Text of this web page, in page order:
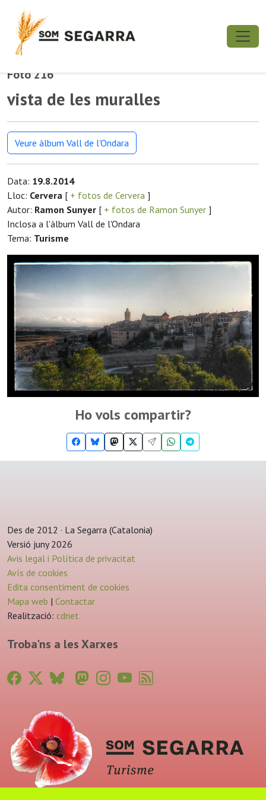
Foto 216
vista de les muralles
Veure àlbum Vall de l'Ondara
Data: 19.8.2014
Lloc: Cervera [ + fotos de Cervera ]
Autor: Ramon Sunyer [ + fotos de Ramon Sunyer ]
Inclosa a l'àlbum Vall de l'Ondara
Tema: Turisme
Ho vols compartir?
Des de 2012 · La Segarra (Catalonia)
Versió juny 2026
Avis legal i Política de privacitat
Avís de cookies
Edita consentiment de cookies
Mapa web | Contactar
Realització: cdnet
Troba'ns a les Xarxes